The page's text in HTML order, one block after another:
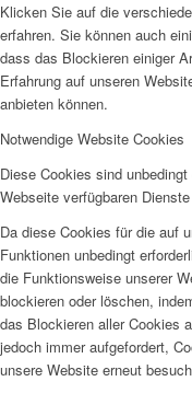
Klicken Sie auf die
erfahren. Sie können auch
dass das Blockieren einiger
Erfahrung auf unseren
anbieten können.
Notwendige Website Cookies
Diese Cookies sind
Webseite verfügbaren
Da diese Cookies für die auf
Funktionen unbedingt
die Funktionsweise unserer
blockieren oder löschen,
das Blockieren aller Cookies
jedoch immer aufgefordert,
unsere Website erneut